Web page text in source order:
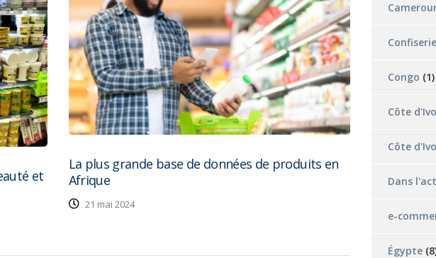
et
La plus grande base de données de produits en
Afrique
21 mai 2024
Confiserie
Congo (1)
Côte
Côte
Dans
e-
Égypte